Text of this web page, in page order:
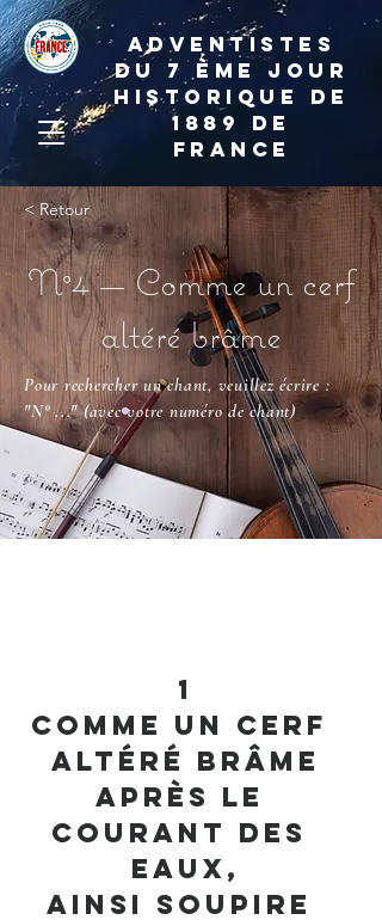
ADVENTISTES
DU 7 ème JOUR
HISTORIQUE DE
1889 de
france
< Retour
N°4 — Comme un cerf
altéré brâme
Pour rechercher un chant, veuillez écrire :
"N° ..."(avec votre numéro de chant)
1
Comme un cerf
altéré brâme
Après le
courant des
eaux,
Ainsi soupire